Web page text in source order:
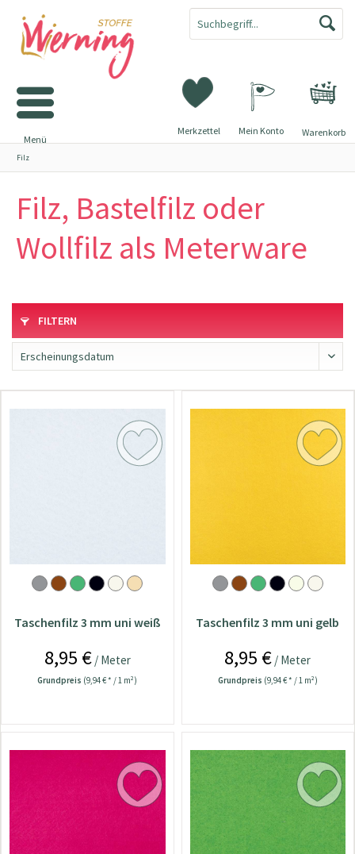
Warenkorb
Merkzettel Mein Konto
Menü
Filz
Filz, Bastelfilz oder
Wollfilz als Meterware
FILTERN
Taschenfilz 3 mm uni weiß
8,95 €/ Meter
Grundpreis (9,94 € * / 1 m²)
Taschenfilz 3 mm uni gelb
8,95 € / Meter
Grundpreis (9,94 € * / 1 m²)